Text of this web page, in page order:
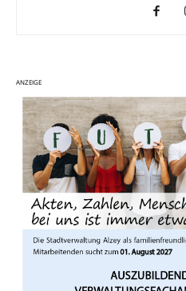
ANZEIGE